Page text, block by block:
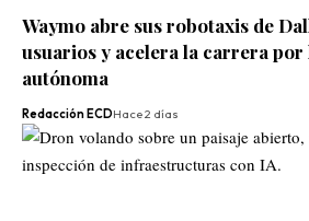
Waymo abre sus robotaxis de
usuarios y acelera la carrera
autónoma
Redacción ECDHace 2 días